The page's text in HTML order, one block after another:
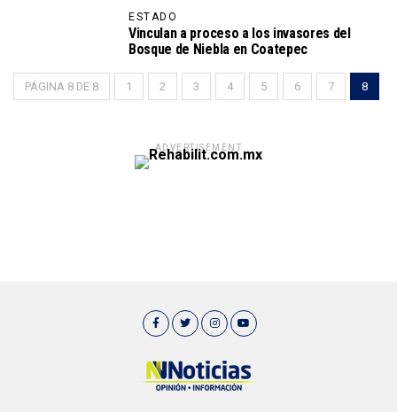
ESTADO
Vinculan a proceso a los invasores del
Bosque de Niebla en Coatepec
PÁGINA 8 DE 8 1 2 3 4 5 6 7 8
ADVERTISEMENT